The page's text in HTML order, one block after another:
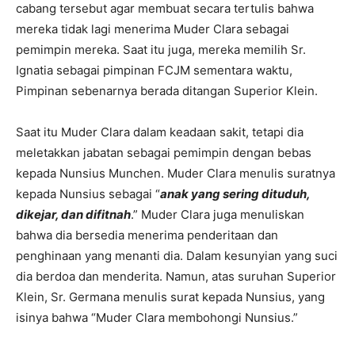
cabang tersebut agar membuat secara tertulis bahwa
mereka tidak lagi menerima Muder Clara sebagai
pemimpin mereka. Saat itu juga, mereka memilih Sr.
Ignatia sebagai pimpinan FCJM sementara waktu,
Pimpinan sebenarnya berada ditangan Superior Klein.
Saat itu Muder Clara dalam keadaan sakit, tetapi dia
meletakkan jabatan sebagai pemimpin dengan bebas
kepada Nunsius Munchen. Muder Clara menulis suratnya
kepada Nunsius sebagai “anak yang sering dituduh,
dikejar, dan difitnah.” Muder Clara juga menuliskan
bahwa dia bersedia menerima penderitaan dan
penghinaan yang menanti dia. Dalam kesunyian yang suci
dia berdoa dan menderita. Namun, atas suruhan Superior
Klein, Sr. Germana menulis surat kepada Nunsius, yang
isinya bahwa “Muder Clara membohongi Nunsius.”